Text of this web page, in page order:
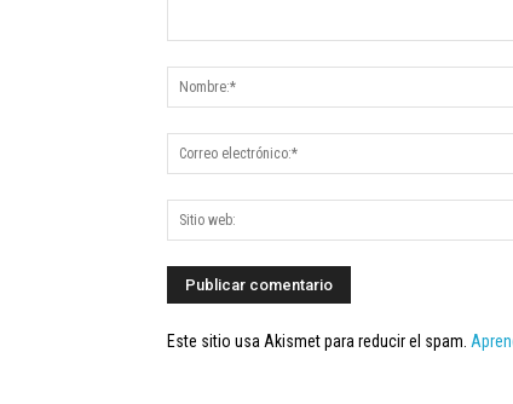
Este sitio usa Akismet para reducir el spam.